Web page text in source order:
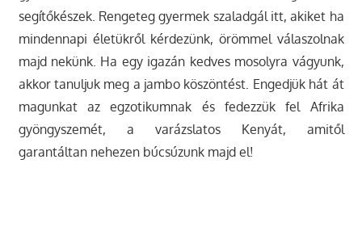
segítőkészek. Rengeteg gyermek szaladgál itt, akiket ha
mindennapi életükről kérdezünk, örömmel válaszolnak
majd nekünk. Ha egy igazán kedves mosolyra vágyunk,
akkor tanuljuk meg a jambo köszöntést. Engedjük hát át
magunkat az egzotikumnak és fedezzük fel Afrika
gyöngyszemét, a varázslatos Kenyát, amitől
garantáltan nehezen búcsúzunk majd el!